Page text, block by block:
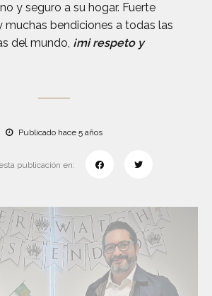
y seguro a su hogar. Fuerte
muchas bendiciones a todas las
del mundo, ¡mi respeto y
Publicado hace 5 años
publicación en: